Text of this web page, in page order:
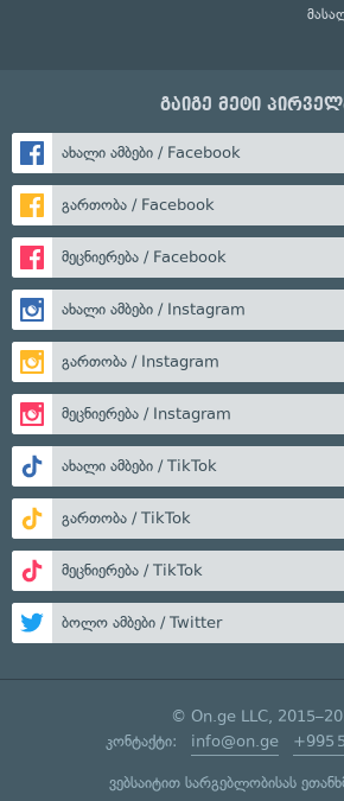
გაიგე მეტი
ახალი ამბები / Facebook
გართობა / Facebook
მეცნიერება / Facebook
ახალი ამბები / Instagram
გართობა / Instagram
მეცნიერება / Instagram
ახალი ამბები / TikTok
გართობა / TikTok
მეცნიერება / TikTok
ბოლო ამბები / Twitter
© On.ge LLC,
კონტაქტი: info@on.ge +995
ვებსაიტით სარგებლობისას